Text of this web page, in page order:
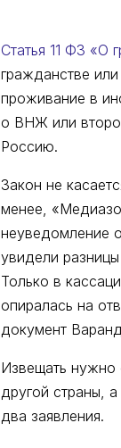
Статья 11 ФЗ «О
гражданстве
проживание в
о ВНЖ или
Россию.
Закон не
менее,
неуведомление
увидели
Только в
опиралась на
документ
Извещать
другой страны,
два заявления.